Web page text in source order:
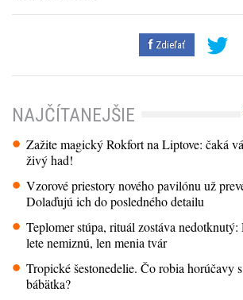
Zdieľať
NAJČÍTANEJŠIE
Zažite magický Rokfort na Liptove: čaká
živý had!
Vzorové priestory nového pavilónu už
Dolaďujú ich do posledného detailu
Teplomer stúpa, rituál zostáva nedotknutý:
lete nemiznú, len menia tvár
Tropické šestonedelie. Čo robia horúčavy
bábätka?